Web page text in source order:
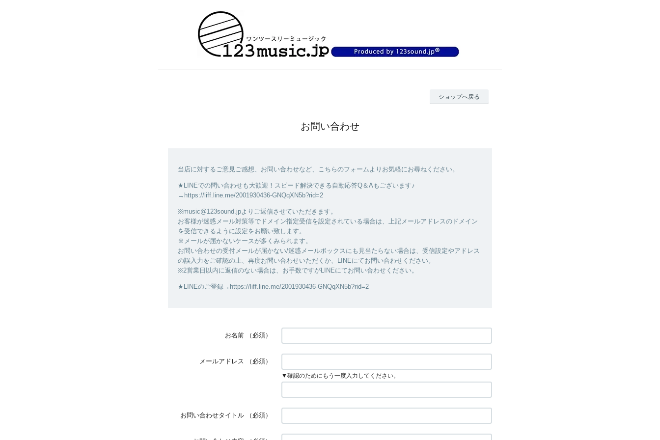
ショップへ戻る
お問い合わせ
当店に対するご意見ご感想、お問い合わせなど、こちらのフォームよりお気軽にお尋ねください。
★LINEでの問い合わせも大歓迎！スピード解決できる自動応答Q＆Aもございます♪
→https://liff.line.me/2001930436-GNQqXN5b?rid=2
※music@123sound.jpよりご返信させていただきます。
お客様が迷惑メール対策等でドメイン指定受信を設定されている場合は、上記メールアドレスのドメイン
を受信できるように設定をお願い致します。
※メールが届かないケースが多くみられます。
お問い合わせの受付メールが届かない/迷惑メールボックスにも見当たらない場合は、受信設定やアドレス
の誤入力をご確認の上、再度お問い合わせいただくか、LINEにてお問い合わせください。
※2営業日以内に返信のない場合は、お手数ですがLINEにてお問い合わせください。
★LINEのご登録→https://liff.line.me/2001930436-GNQqXN5b?rid=2
お名前 （必須）
メールアドレス （必須）
▼確認のためにもう一度入力してください。
お問い合わせタイトル （必須）